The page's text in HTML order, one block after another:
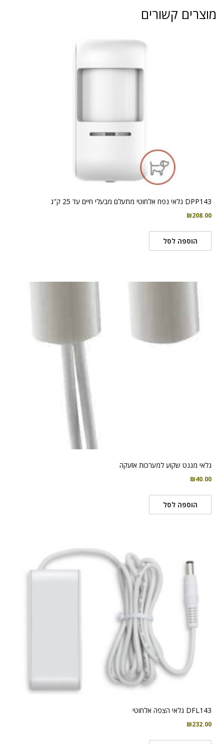
מוצרים קשורים
DPP143 גלאי נפח אלחוטי מתעלם מבעלי חיים עד 25 ק"ג
₪208.00
הוספה לסל
גלאי מגנט שקוע למערכות אזעקה
₪40.00
הוספה לסל
DFL143 גלאי הצפה אלחוטי
₪232.00